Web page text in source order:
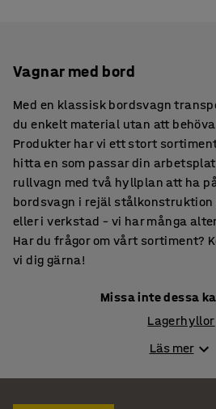
Vagnar med bord
Med en klassisk bordsvagn
du enkelt material utan att
Produkter har vi ett stort
hitta en som passar din
rullvagn med två hyllplan att ha
bordsvagn i rejäl stålkonstruktion
eller i verkstad – vi har många
Har du frågor om vårt sortiment?
vi dig gärna!
Missa inte dessa
Lagerhyllor
Pirror &
Läs mer